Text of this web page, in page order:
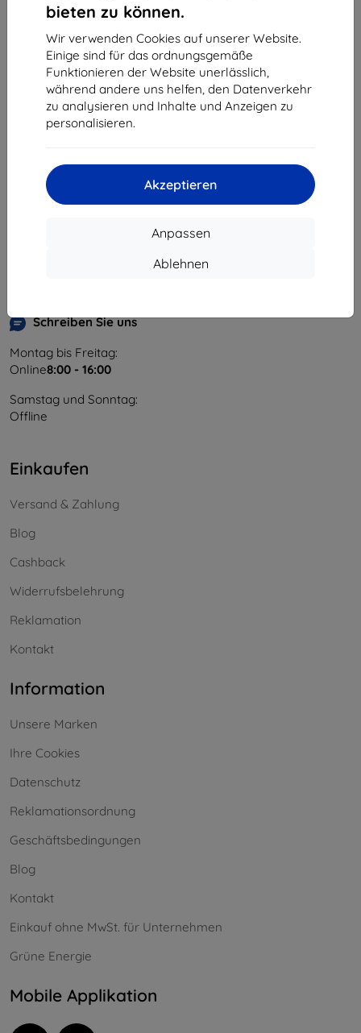
bieten zu können.
Wir verwenden Cookies auf unserer Website.
Einige sind für das ordnungsgemäße
Funktionieren der Website unerlässlich,
während andere uns helfen, den Datenverkehr
zu analysieren und Inhalte und Anzeigen zu
personalisieren.
Akzeptieren
Anpassen
Ablehnen
Shield-Sk s.r.o.
Unternehmens-ID:
46701494
USt-IdNr.:SK2023549671
Schreiben Sie uns
Montag bis Freitag:
Online8:00 - 16:00
Samstag und Sonntag:
Offline
Einkaufen
Versand & Zahlung
Blog
Cashback
Widerrufsbelehrung
Reklamation
Kontakt
Information
Unsere Marken
Ihre Cookies
Datenschutz
Reklamationsordnung
Geschäftsbedingungen
Blog
Kontakt
Einkauf ohne MwSt. für Unternehmen
Grüne Energie
Mobile Applikation